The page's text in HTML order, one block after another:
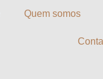
Quem somos